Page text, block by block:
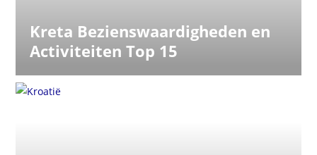
Kreta Bezienswaardigheden en
Activiteiten Top 15